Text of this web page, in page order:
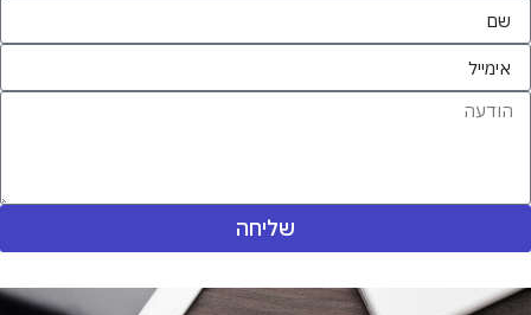
שליחה